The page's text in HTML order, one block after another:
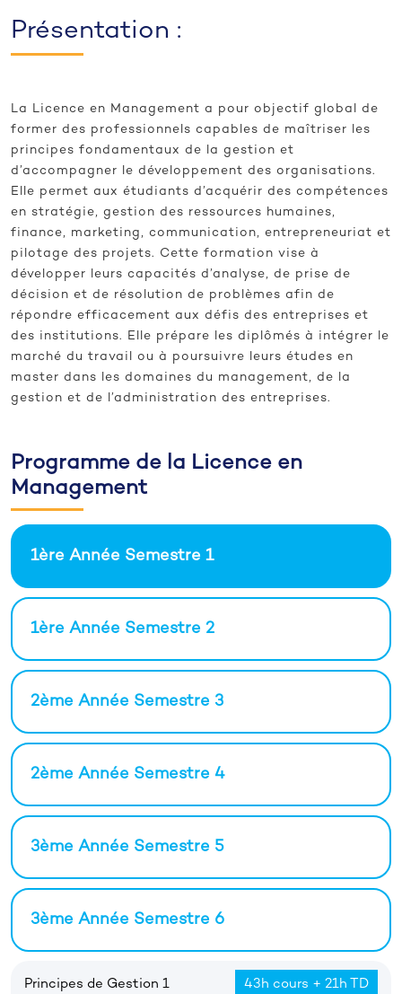
Présentation :
La Licence en Management a pour objectif global de
former des professionnels capables de maîtriser les
principes fondamentaux de la gestion et
d’accompagner le développement des organisations.
Elle permet aux étudiants d’acquérir des compétences
en stratégie, gestion des ressources humaines,
finance, marketing, communication, entrepreneuriat et
pilotage des projets. Cette formation vise à
développer leurs capacités d’analyse, de prise de
décision et de résolution de problèmes afin de
répondre efficacement aux défis des entreprises et
des institutions. Elle prépare les diplômés à intégrer le
marché du travail ou à poursuivre leurs études en
master dans les domaines du management, de la
gestion et de l’administration des entreprises.
Programme de la Licence en
Management
1ère Année Semestre 1
1ère Année Semestre 2
2ème Année Semestre 3
2ème Année Semestre 4
3ème Année Semestre 5
3ème Année Semestre 6
Principes de Gestion 1 43h cours + 21h TD